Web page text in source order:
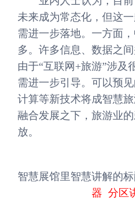
未来成为常态化，但这
需进一步落地。一方面
多。许多信息、数据之
由于“互联网+旅游”涉及
需进一步引导。可以预
计算等新技术将成智慧
融合发展之下，旅游业
放。
智慧展馆里智慧讲解的标
器 分区